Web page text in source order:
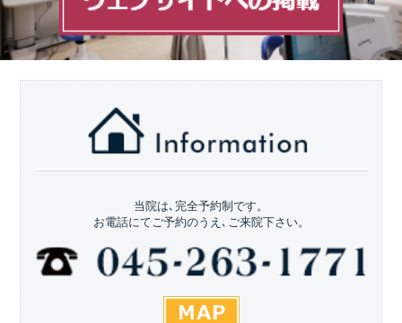
当院は､完全予約制です。
お電話にてご予約のうえ､ご来院下さい。